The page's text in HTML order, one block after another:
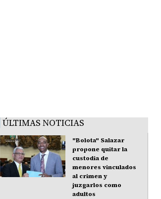
ÚLTIMAS NOTICIAS
"Bolota" Salazar
propone quitar la
custodia de
menores vinculados
al crimen y
juzgarlos como
adultos